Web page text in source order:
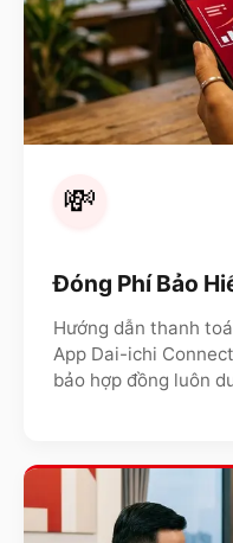
💸
Đóng Phí Bảo
Hướng dẫn thanh
App Dai-ichi
bảo hợp đồng luôn